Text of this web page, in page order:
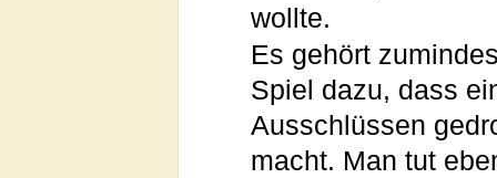
wollte.
Es gehört
Spiel dazu, dass
Ausschlüssen
macht. Man tut